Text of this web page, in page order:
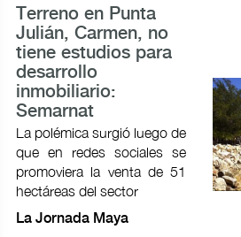
Terreno en Punta
Julián, Carmen, no
tiene estudios para
desarrollo
inmobiliario:
Semarnat
La polémica surgió luego de
que en redes sociales se
promoviera la venta de 51
hectáreas del sector
La Jornada Maya